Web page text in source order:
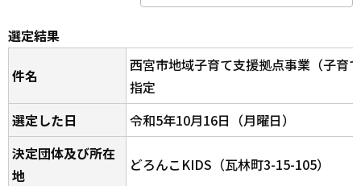
選定結果
件名
西宮市地域子育て支援拠点事業（子育
指定
選定した日
令和5年10月16日（月曜日）
決定団体及び所在
地
どろんこKIDS（瓦林町3-15-105）